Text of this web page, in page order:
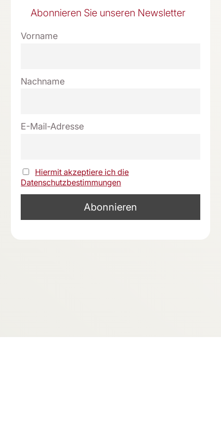
Abonnieren Sie unseren Newsletter
Vorname
Nachname
E-Mail-Adresse
Hiermit akzeptiere ich die
Datenschutzbestimmungen